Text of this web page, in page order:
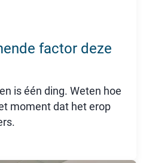
factor deze
is één ding. Weten hoe
moment dat het erop